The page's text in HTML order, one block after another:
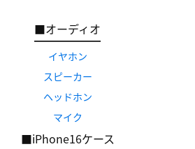
■オーディオ
イヤホン
スピーカー
ヘッドホン
マイク
■iPhone16ケース